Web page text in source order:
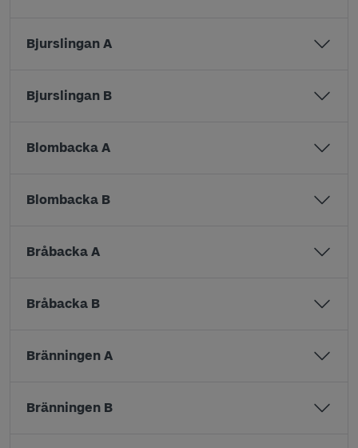
Bjurslingan A
Bjurslingan B
Blombacka A
Blombacka B
Bråbacka A
Bråbacka B
Bränningen A
Bränningen B